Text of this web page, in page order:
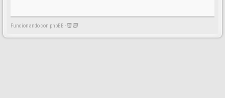
Funcionando con phpBB -